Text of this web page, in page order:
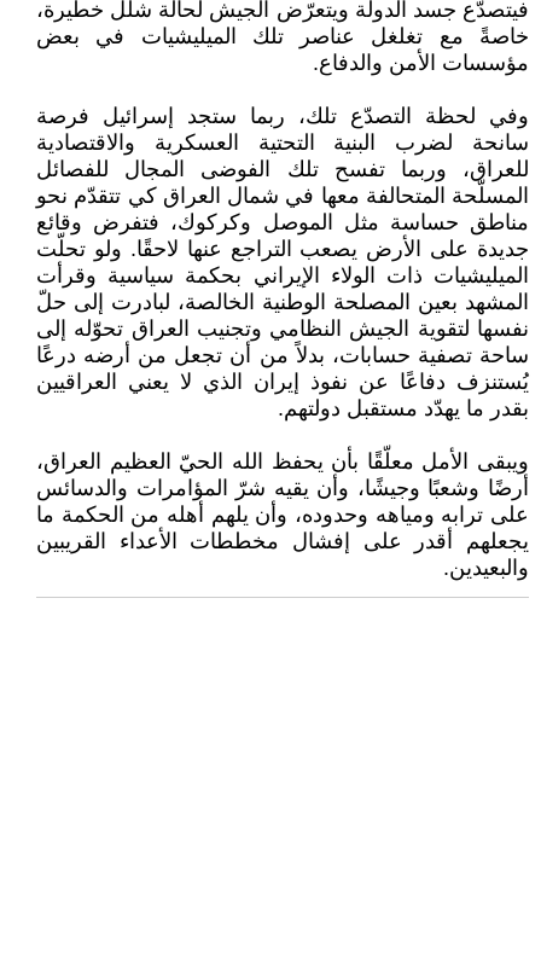
فيتصدّع جسد الدولة ويتعرّض الجيش لحالة شلل خطيرة،
خاصةً مع تغلغل عناصر تلك الميليشيات في بعض
مؤسسات الأمن والدفاع.
وفي لحظة التصدّع تلك، ربما ستجد إسرائيل فرصة
سانحة لضرب البنية التحتية العسكرية والاقتصادية
للعراق، وربما تفسح تلك الفوضى المجال للفصائل
المسلّحة المتحالفة معها في شمال العراق كي تتقدّم نحو
مناطق حساسة مثل الموصل وكركوك، فتفرض وقائع
جديدة على الأرض يصعب التراجع عنها لاحقًا. ولو تحلّت
الميليشيات ذات الولاء الإيراني بحكمة سياسية وقرأت
المشهد بعين المصلحة الوطنية الخالصة، لبادرت إلى حلّ
نفسها لتقوية الجيش النظامي وتجنيب العراق تحوّله إلى
ساحة تصفية حسابات، بدلاً من أن تجعل من أرضه درعًا
يُستنزف دفاعًا عن نفوذ إيران الذي لا يعني العراقيين
بقدر ما يهدّد مستقبل دولتهم.
ويبقى الأمل معلّقًا بأن يحفظ الله الحيّ العظيم العراق،
أرضًا وشعبًا وجيشًا، وأن يقيه شرّ المؤامرات والدسائس
على ترابه ومياهه وحدوده، وأن يلهم أهله من الحكمة ما
يجعلهم أقدر على إفشال مخططات الأعداء القريبين
والبعيدين.